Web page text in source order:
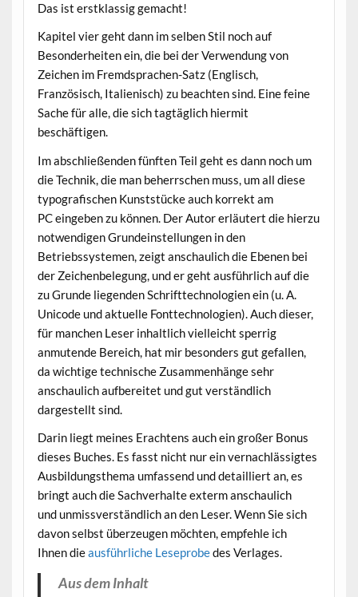
Das ist erstklassig gemacht!
Kapitel vier geht dann im selben Stil noch auf
Besonderheiten ein, die bei der Verwendung von
Zeichen im Fremdsprachen-Satz (Englisch,
Französisch, Italienisch) zu beachten sind. Eine feine
Sache für alle, die sich tagtäglich hiermit
beschäftigen.
Im abschließenden fünften Teil geht es dann noch um
die Technik, die man beherrschen muss, um all diese
typografischen Kunststücke auch korrekt am
PC eingeben zu können. Der Autor erläutert die hierzu
notwendigen Grundeinstellungen in den
Betriebssystemen, zeigt anschaulich die Ebenen bei
der Zeichenbelegung, und er geht ausführlich auf die
zu Grunde liegenden Schrifttechnologien ein (u. A.
Unicode und aktuelle Fonttechnologien). Auch dieser,
für manchen Leser inhaltlich vielleicht sperrig
anmutende Bereich, hat mir besonders gut gefallen,
da wichtige technische Zusammenhänge sehr
anschaulich aufbereitet und gut verständlich
dargestellt sind.
Darin liegt meines Erachtens auch ein großer Bonus
dieses Buches. Es fasst nicht nur ein vernachlässigtes
Ausbildungsthema umfassend und detailliert an, es
bringt auch die Sachverhalte exterm anschaulich
und unmissverständlich an den Leser. Wenn Sie sich
davon selbst überzeugen möchten, empfehle ich
Ihnen dieausführliche Leseprobedes Verlages.
Aus dem Inhalt